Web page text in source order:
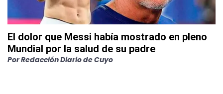
El dolor que Messi había mostrado en pleno
Mundial por la salud de su padre
PorRedacción Diario de Cuyo